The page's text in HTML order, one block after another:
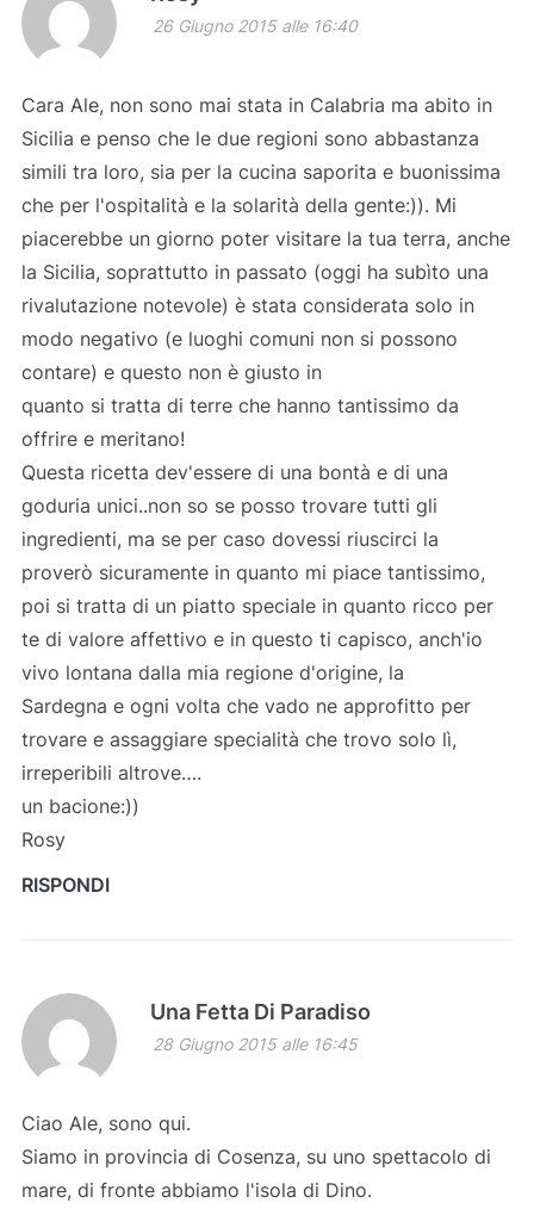
26 Giugno 2015 alle 16:40
Cara Ale, non sono mai stata in Calabria ma abito in
Sicilia e penso che le due regioni sono abbastanza
simili tra loro, sia per la cucina saporita e buonissima
che per l'ospitalità e la solarità della gente:)). Mi
piacerebbe un giorno poter visitare la tua terra, anche
la Sicilia, soprattutto in passato (oggi ha subìto una
rivalutazione notevole) è stata considerata solo in
modo negativo (e luoghi comuni non si possono
contare) e questo non è giusto in
quanto si tratta di terre che hanno tantissimo da
offrire e meritano!
Questa ricetta dev'essere di una bontà e di una
goduria unici..non so se posso trovare tutti gli
ingredienti, ma se per caso dovessi riuscirci la
proverò sicuramente in quanto mi piace tantissimo,
poi si tratta di un piatto speciale in quanto ricco per
te di valore affettivo e in questo ti capisco, anch'io
vivo lontana dalla mia regione d'origine, la
Sardegna e ogni volta che vado ne approfitto per
trovare e assaggiare specialità che trovo solo lì,
irreperibili altrove….
un bacione:))
Rosy
RISPONDI
Una Fetta Di Paradiso
28 Giugno 2015 alle 16:45
Ciao Ale, sono qui.
Siamo in provincia di Cosenza, su uno spettacolo di
mare, di fronte abbiamo l'isola di Dino.